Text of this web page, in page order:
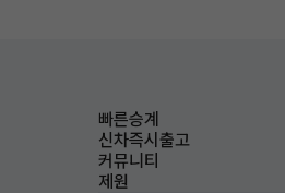
빠른승계
신차즉시출고
커뮤니티
제원